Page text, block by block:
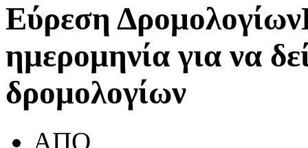
Εύρεση Δρομολογίων
ημερομηνία για να
δρομολογίων
ΑΠΟ